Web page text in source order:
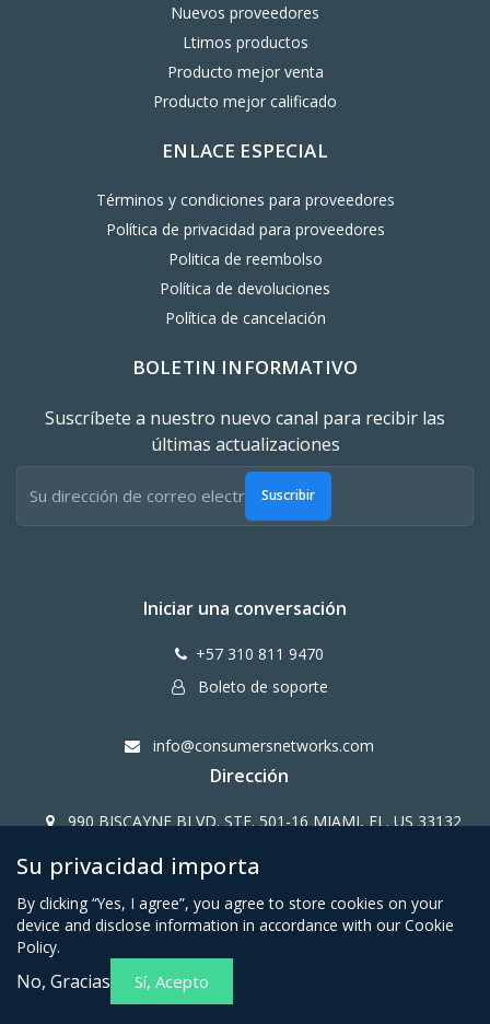
Nuevos proveedores
Ltimos productos
Producto mejor venta
Producto mejor calificado
ENLACE ESPECIAL
Términos y condiciones para proveedores
Política de privacidad para proveedores
Politica de reembolso
Política de devoluciones
Política de cancelación
BOLETIN INFORMATIVO
Suscríbete a nuestro nuevo canal para recibir las
últimas actualizaciones
Suscribir
Iniciar una conversación
+57 310 811 9470
Boleto de soporte
info@consumersnetworks.com
Dirección
990 BISCAYNE BLVD. STE. 501-16 MIAMI, FL. US 33132
Copy Right CONSUMERS NETWORK@2024
Términos y condiciones para
miembros afiliados
Su privacidad importa
By clicking “Yes, I agree”, you agree to store cookies on your
device and disclose information in accordance with our Cookie
Policy.
No, Gracias Sí, Acepto